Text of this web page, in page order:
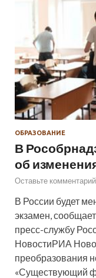
ОБРАЗОВАНИЕ
В
об
Оставьте комментарий
В России будет
экзамен,
пресс-службу
НовостиРИА
преобразования
«Существующий